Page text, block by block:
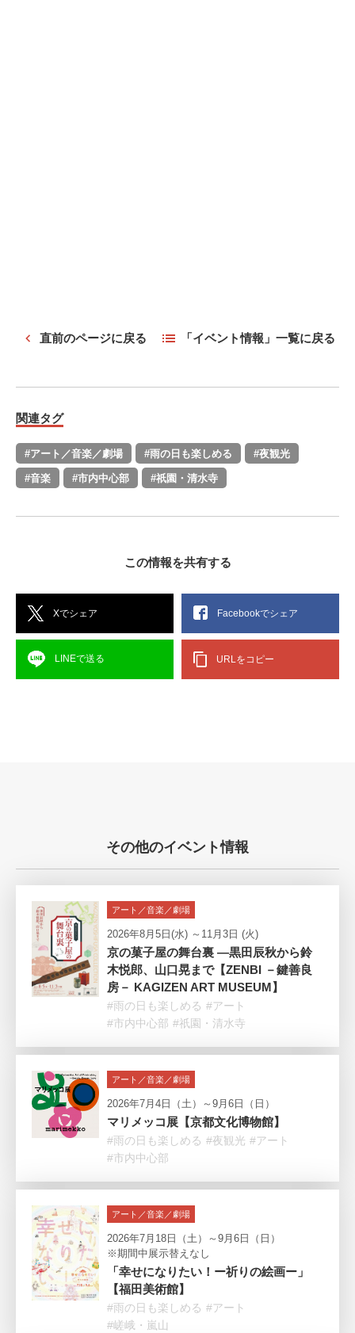
直前のページに戻る 「イベント情報」一覧に戻る
関連タグ
#アート／音楽／劇場 #雨の日も楽しめる #夜観光
#音楽 #市内中心部 #祇園・清水寺
この情報を共有する
Xでシェア Facebookでシェア
LINEで送る URLをコピー
その他のイベント情報
アート／音楽／劇場
2026年8月5日(水) ～11月3日 (火)
京の菓子屋の舞台裏 —黒田辰秋から鈴
木悦郎、山口晃まで【ZENBI －鍵善良
房－ KAGIZEN ART MUSEUM】
#雨の日も楽しめる #アート
#市内中心部 #祇園・清水寺
アート／音楽／劇場
2026年7月4日（土）～9月6日（日）
マリメッコ展【京都文化博物館】
#雨の日も楽しめる #夜観光 #アート
#市内中心部
アート／音楽／劇場
2026年7月18日（土）～9月6日（日）
※期間中展示替えなし
「幸せになりたい！ー祈りの絵画ー」
【福田美術館】
#雨の日も楽しめる #アート
#嵯峨・嵐山